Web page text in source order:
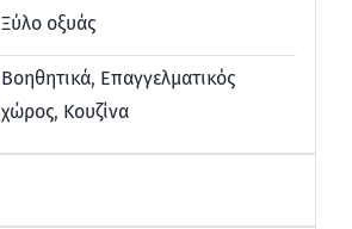
Ξύλο οξυάς
Βοηθητικά, Επαγγελματικός
χώρος, Κουζίνα